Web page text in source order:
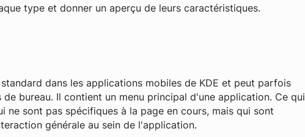
type et donner un aperçu de leurs caractéristiques.
dans les applications mobiles de KDE et peut parfois
bureau. Il contient un menu principal d'une application. Ce qui
ne sont pas spécifiques à la page en cours, mais qui sont
générale au sein de l'application.